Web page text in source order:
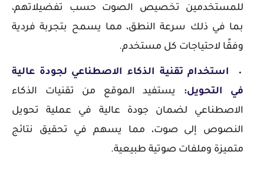
للمستخدمين تخصيص الصوت حسب تفضيلاتهم،
بما في ذلك سرعة النطق، مما يسمح بتجربة فردية
وفقًا لاحتياجات كل مستخدم.
استخدام تقنية الذكاء الاصطناعي لجودة عالية
في التحويل: يستفيد الموقع من تقنيات الذكاء
الاصطناعي لضمان جودة عالية في عملية تحويل
النصوص إلى صوت، مما يسهم في تحقيق نتائج
متميزة وملفات صوتية طبيعية.